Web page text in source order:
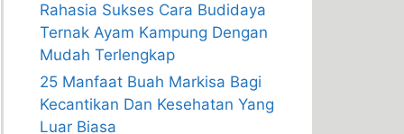
Rahasia Sukses Cara Budidaya
Ternak Ayam Kampung Dengan
Mudah Terlengkap
25 Manfaat Buah Markisa Bagi
Kecantikan Dan Kesehatan Yang
Luar Biasa